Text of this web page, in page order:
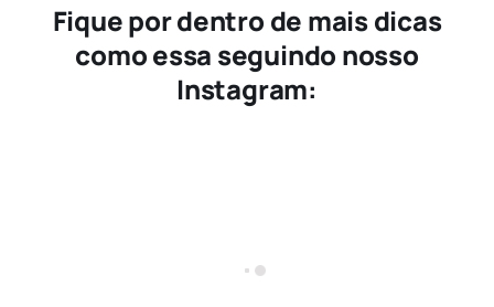
Fique por dentro de mais dicas
como essa seguindo nosso
Instagram: